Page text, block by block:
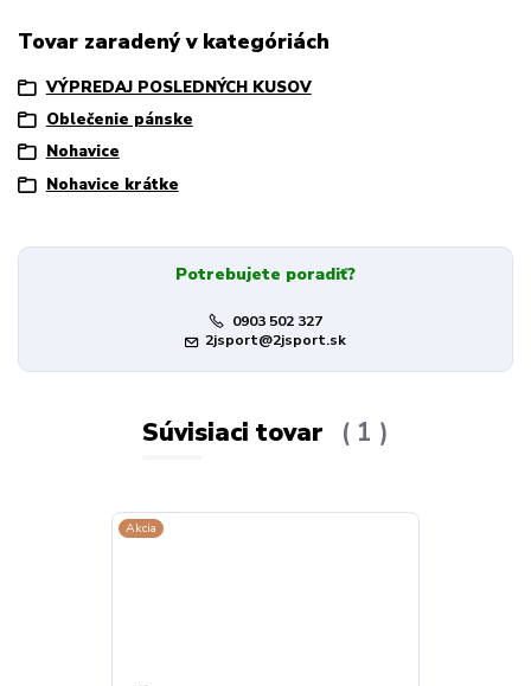
Tovar zaradený v kategóriách
VÝPREDAJ POSLEDNÝCH KUSOV
Oblečenie pánske
Nohavice
Nohavice krátke
Potrebujete poradiť?
0903 502 327
2jsport@2jsport.sk
Súvisiaci tovar 1
Akcia